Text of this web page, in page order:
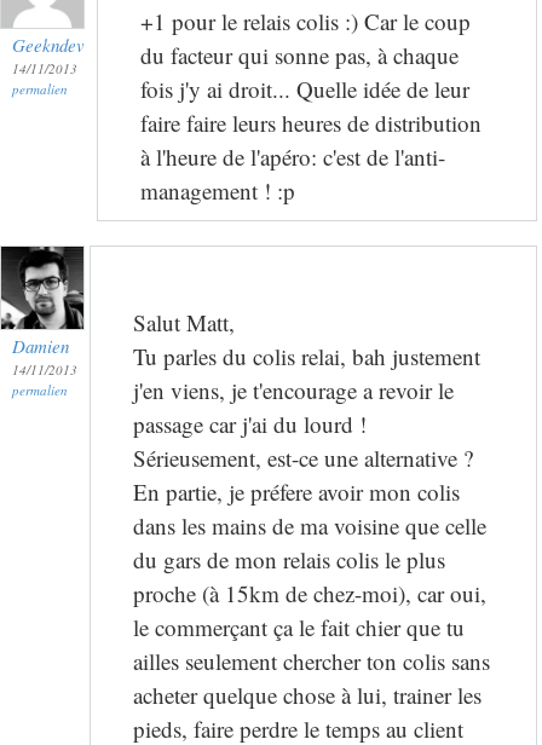
Geekndev
14/11/2013
permalien
+1 pour le relais colis :) Car le coup
du facteur qui sonne pas, à chaque
fois j'y ai droit... Quelle idée de leur
faire faire leurs heures de distribution
à l'heure de l'apéro: c'est de l'anti-
management ! :p
Damien
14/11/2013
permalien
Salut Matt,
Tu parles du colis relai, bah justement
j'en viens, je t'encourage a revoir le
passage car j'ai du lourd !
Sérieusement, est-ce une alternative ?
En partie, je préfere avoir mon colis
dans les mains de ma voisine que celle
du gars de mon relais colis le plus
proche (à 15km de chez-moi), car oui,
le commerçant ça le fait chier que tu
ailles seulement chercher ton colis sans
acheter quelque chose à lui, trainer les
pieds, faire perdre le temps au client